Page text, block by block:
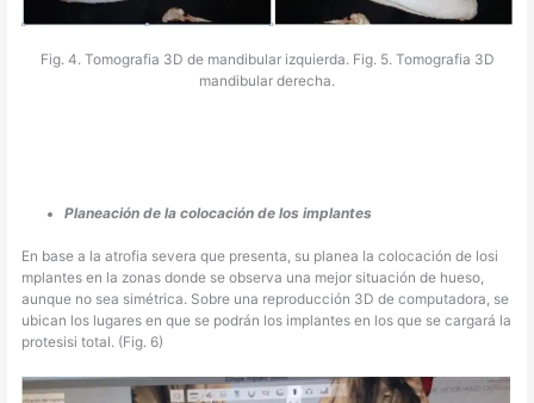
Fig. 4. Tomografia 3D de mandibular izquierda. Fig. 5. Tomografia 3D
mandibular derecha.
Planeación de la colocación de los implantes
En base a la atrofia severa que presenta, su planea la colocación de losi
mplantes en la zonas donde se observa una mejor situación de hueso,
aunque no sea simétrica. Sobre una reproducción 3D de computadora, se
ubican los lugares en que se podrán los implantes en los que se cargará la
protesisi total. (Fig. 6)